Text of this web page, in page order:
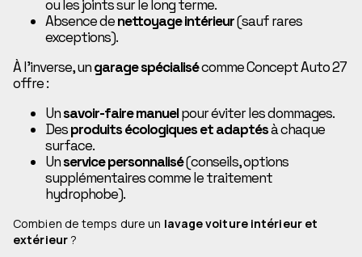
ou les joints sur le long terme.
Absence denettoyage intérieur(sauf rares
exceptions).
À l’inverse, ungarage spécialisécomme Concept Auto 27
offre :
Unsavoir-faire manuelpour éviter les dommages.
Desproduits écologiques et adaptésà chaque
surface.
Unservice personnalisé(conseils, options
supplémentaires comme le traitement
hydrophobe).
Combien de temps dure un lavage voiture intérieur et
extérieur?